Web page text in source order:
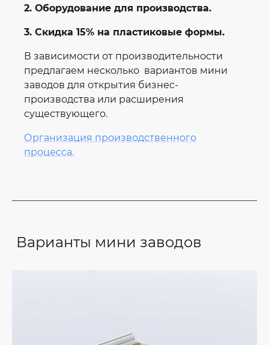
2. Оборудование для производства.
3. Скидка 15% на пластиковые формы.
В зависимости от производительности
предлагаем несколько вариантов мини
заводов для открытия бизнес-
производства или расширения
существующего.
Организация производственного
процесса.
Варианты мини заводов